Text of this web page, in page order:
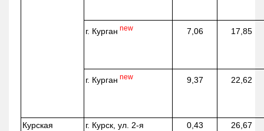
г. Курган new 7,06 17,85
г. Курган new 9,37 22,62
Курская
г. Курск, ул. 2-я
0,43 26,67